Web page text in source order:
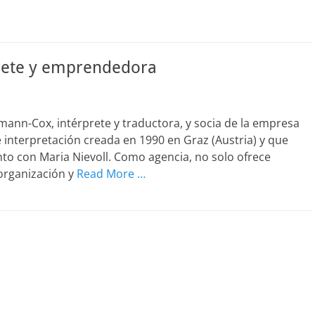
y emprendedora
Cox, intérprete y traductora, y socia de la empresa
interpretación creada en 1990 en Graz (Austria) y que
con Maria Nievoll. Como agencia, no solo ofrece
y Read More …